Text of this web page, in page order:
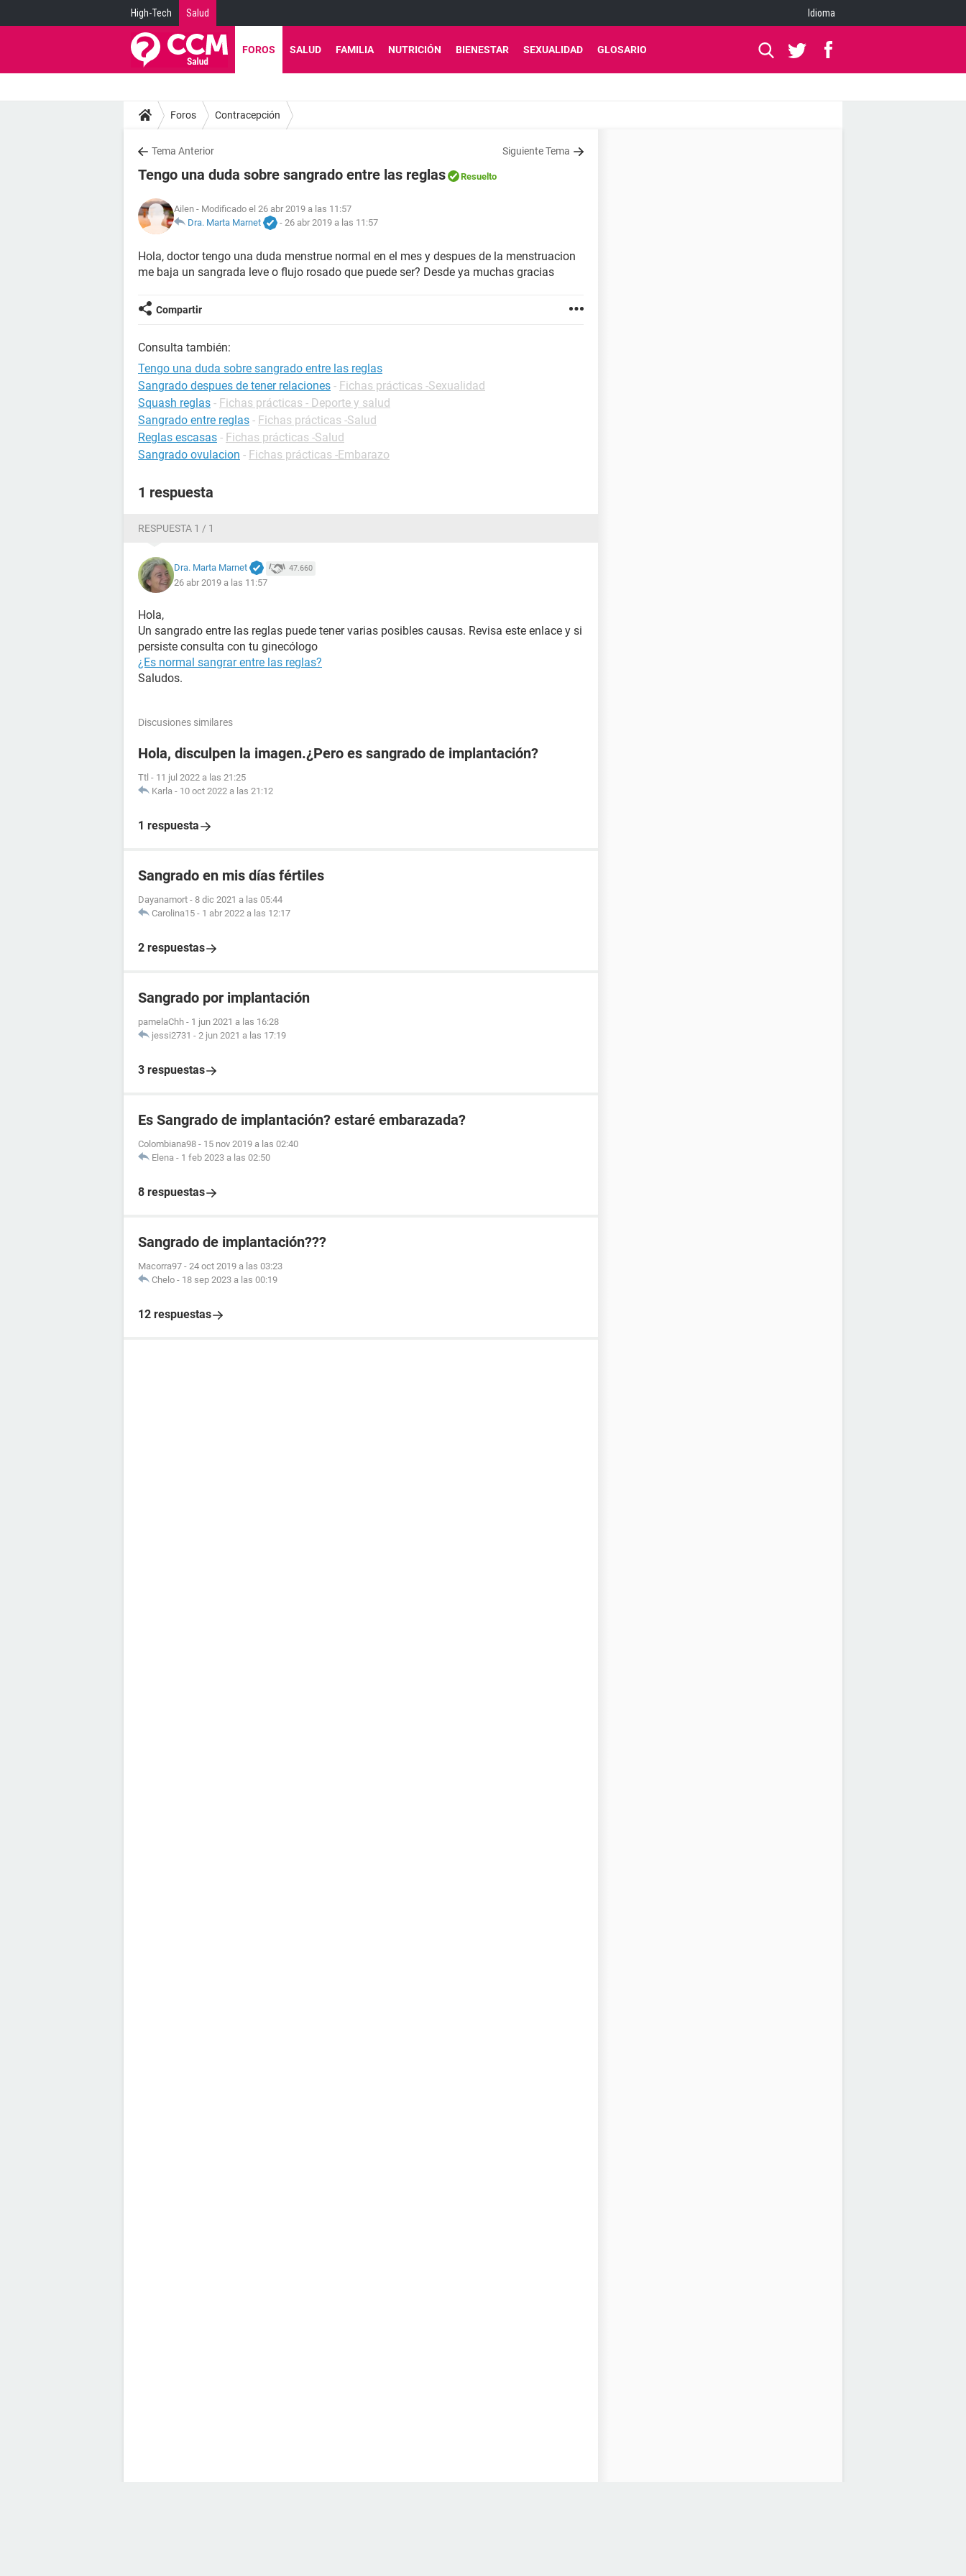
High-Tech Salud Idioma
FOROS SALUD FAMILIA NUTRICIÓN BIENESTAR SEXUALIDAD GLOSARIO
Foros Contracepción
Tema Anterior Siguiente Tema
Tengo una duda sobre sangrado entre las reglas Resuelto
Ailen - Modificado el 26 abr 2019 a las 11:57
Dra. Marta Marnet
- 26 abr 2019 a las 11:57
Hola, doctor tengo una duda menstrue normal en el mes y despues de la menstruacion
me baja un sangrada leve o flujo rosado que puede ser? Desde ya muchas gracias
Compartir
Consulta también:
Tengo una duda sobre sangrado entre las reglas
Sangrado despues de tener relaciones - Fichas prácticas -Sexualidad
Squash reglas - Fichas prácticas - Deporte y salud
Sangrado entre reglas - Fichas prácticas -Salud
Reglas escasas - Fichas prácticas -Salud
Sangrado ovulacion - Fichas prácticas -Embarazo
1 respuesta
RESPUESTA 1 / 1
Dra. Marta Marnet 47.660
26 abr 2019 a las 11:57
Hola,
Un sangrado entre las reglas puede tener varias posibles causas. Revisa este enlace y si
persiste consulta con tu ginecólogo
¿Es normal sangrar entre las reglas?
Saludos.
Discusiones similares
Hola, disculpen la imagen.¿Pero es sangrado de implantación?
Ttl - 11 jul 2022 a las 21:25
Karla - 10 oct 2022 a las 21:12
1 respuesta
Sangrado en mis días fértiles
Dayanamort - 8 dic 2021 a las 05:44
Carolina15 - 1 abr 2022 a las 12:17
2 respuestas
Sangrado por implantación
pamelaChh - 1 jun 2021 a las 16:28
jessi2731 - 2 jun 2021 a las 17:19
3 respuestas
Es Sangrado de implantación? estaré embarazada?
Colombiana98 - 15 nov 2019 a las 02:40
Elena - 1 feb 2023 a las 02:50
8 respuestas
Sangrado de implantación???
Macorra97 - 24 oct 2019 a las 03:23
Chelo - 18 sep 2023 a las 00:19
12 respuestas